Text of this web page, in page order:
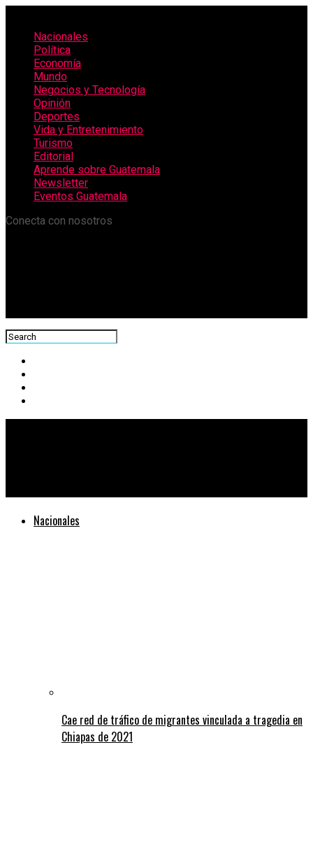
Nacionales
Política
Economía
Mundo
Negocios y Tecnología
Opinión
Deportes
Vida y Entretenimiento
Turismo
Editorial
Aprende sobre Guatemala
Newsletter
Eventos Guatemala
Conecta con nosotros
Nacionales
Cae red de tráfico de migrantes vinculada a tragedia en
Chiapas de 2021